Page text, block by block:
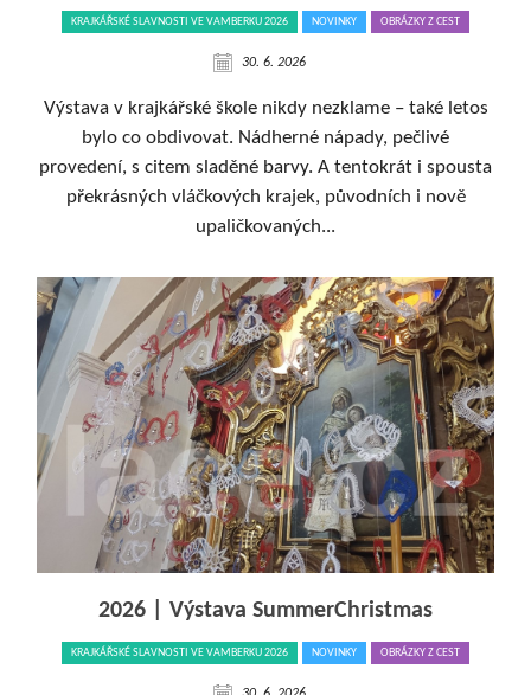
KRAJKÁŘSKÉ SLAVNOSTI VE VAMBERKU 2026 NOVINKY OBRÁZKY Z CEST
30. 6. 2026
Výstava v krajkářské škole nikdy nezklame – také letos
bylo co obdivovat. Nádherné nápady, pečlivé
provedení, s citem sladěné barvy. A tentokrát i spousta
překrásných vláčkových krajek, původních i nově
upaličkovaných...
2026 | Výstava SummerChristmas
KRAJKÁŘSKÉ SLAVNOSTI VE VAMBERKU 2026 NOVINKY OBRÁZKY Z CEST